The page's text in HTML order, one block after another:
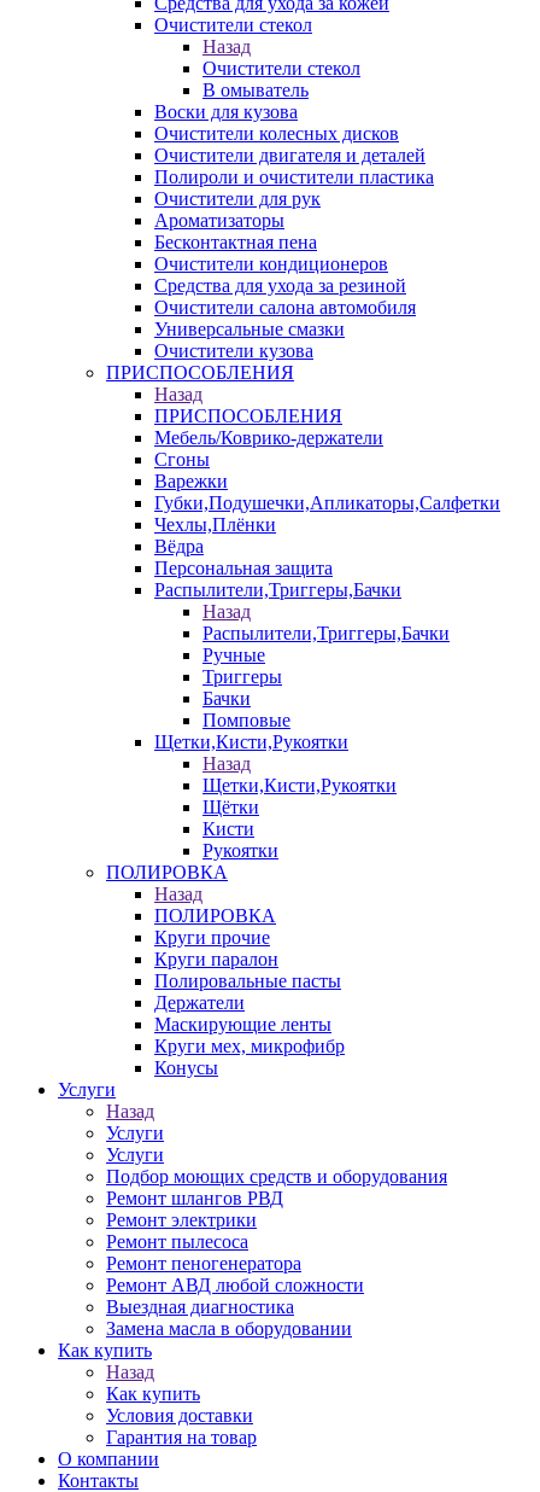
Очистители стекол
Назад
Очистители стекол
В омыватель
Воски для кузова
Очистители колесных дисков
Очистители двигателя и деталей
Полироли и очистители пластика
Очистители для рук
Ароматизаторы
Бесконтактная пена
Очистители кондиционеров
Средства для ухода за резиной
Очистители салона автомобиля
Универсальные смазки
Очистители кузова
ПРИСПОСОБЛЕНИЯ
Назад
ПРИСПОСОБЛЕНИЯ
Мебель/Коврико-держатели
Сгоны
Варежки
Губки,Подушечки,Апликаторы,Салфетки
Чехлы,Плёнки
Вёдра
Персональная защита
Распылители,Триггеры,Бачки
Назад
Распылители,Триггеры,Бачки
Ручные
Триггеры
Бачки
Помповые
Щетки,Кисти,Рукоятки
Назад
Щетки,Кисти,Рукоятки
Щётки
Кисти
Рукоятки
ПОЛИРОВКА
Назад
ПОЛИРОВКА
Круги прочие
Круги паралон
Полировальные пасты
Держатели
Маскирующие ленты
Круги мех, микрофибр
Конусы
Услуги
Назад
Услуги
Услуги
Подбор моющих средств и оборудования
Ремонт шлангов РВД
Ремонт электрики
Ремонт пылесоса
Ремонт пеногенератора
Ремонт АВД любой сложности
Выездная диагностика
Замена масла в оборудовании
Как купить
Назад
Как купить
Условия доставки
Гарантия на товар
О компании
Контакты